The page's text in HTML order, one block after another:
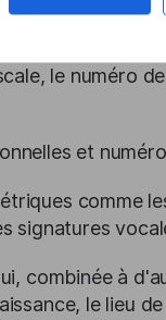
sociale, le
le numéro
et
comme
signatures
combinée à
le lieu